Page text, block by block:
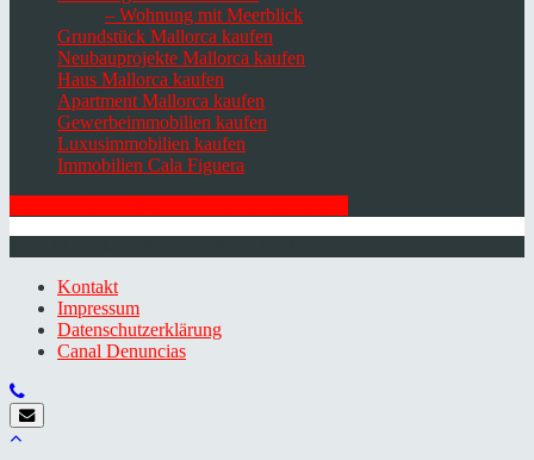
– Wohnung mit Meerblick
Grundstück Mallorca kaufen
Neubauprojekte Mallorca kaufen
Haus Mallorca kaufen
Apartment Mallorca kaufen
Gewerbeimmobilien kaufen
Luxusimmobilien kaufen
Immobilien Cala Figuera
Kontakt
Impressum
Datenschutzerklärung
Canal Denuncias